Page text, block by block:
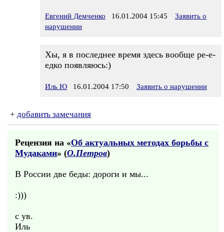
Евгений Демченко 16.01.2004 15:45
Заявить о
нарушении
Хы, я в последнее время здесь вообще ре-е-
едко появляюсь:)
Иль Ю 16.01.2004 17:50 Заявить о нарушении
+ добавить замечания
Рецензия на «Об актуальных методах борьбы с
Мудаками» (О.Петров)
В России две беды: дороги и мы...
:)))
с ув.
Иль